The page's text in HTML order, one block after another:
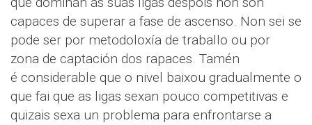
capaces de superar a fase de ascenso. Non sei se
pode ser por metodoloxía de traballo ou por
zona de captación dos rapaces. Tamén
é considerable que o nivel baixou gradualmente o
que fai que as ligas sexan pouco competitivas e
quizais sexa un problema para enfrontarse a